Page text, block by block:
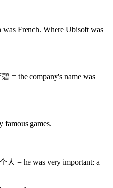
French. Where Ubisoft was
= the company's name was
games.
= he was very important; a